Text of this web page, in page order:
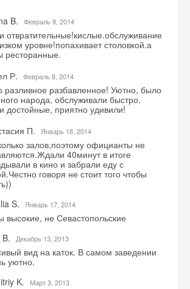
B. Февраль 9, 2014
отвратительные!кислые.обслуживание
уровне!попахивает столовкой.а
ресторанные.
Р.
Февраль 8, 2014
разливное разбавленное! Уютно, было
народа, обслуживали быстро.
достойные, приятно удивили!
П.
Январь 18, 2014
залов,поэтому официанты не
40минут в итоге
в кино и забрали еду с
говоря не стоит того чтобы
S.
Январь 17, 2014
высокие, не Севастопольские
B.
Декабрь 13, 2013
вид на каток. В самом заведении
уютно.
K.
Mарт 3, 2013
Скидка −5%
дешевле? Оставь почту и получи
на первое бронирование!
Получить промокод